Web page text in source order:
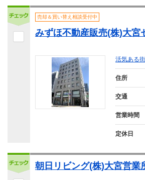
売却＆買い替え相談受付中
みずほ不動産販売(株)大宮
活気ある
住所
交通
営業時間
定休日
朝日リビング(株)大宮営業